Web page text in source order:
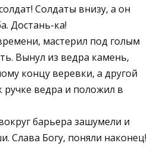
Солдаты внизу, а он
Достань-ка!
мастерил под голым
Вынул из ведра камень,
концу веревки, а другой
ручке ведра и положил в
барьера зашумели и
Слава Богу, поняли наконец!